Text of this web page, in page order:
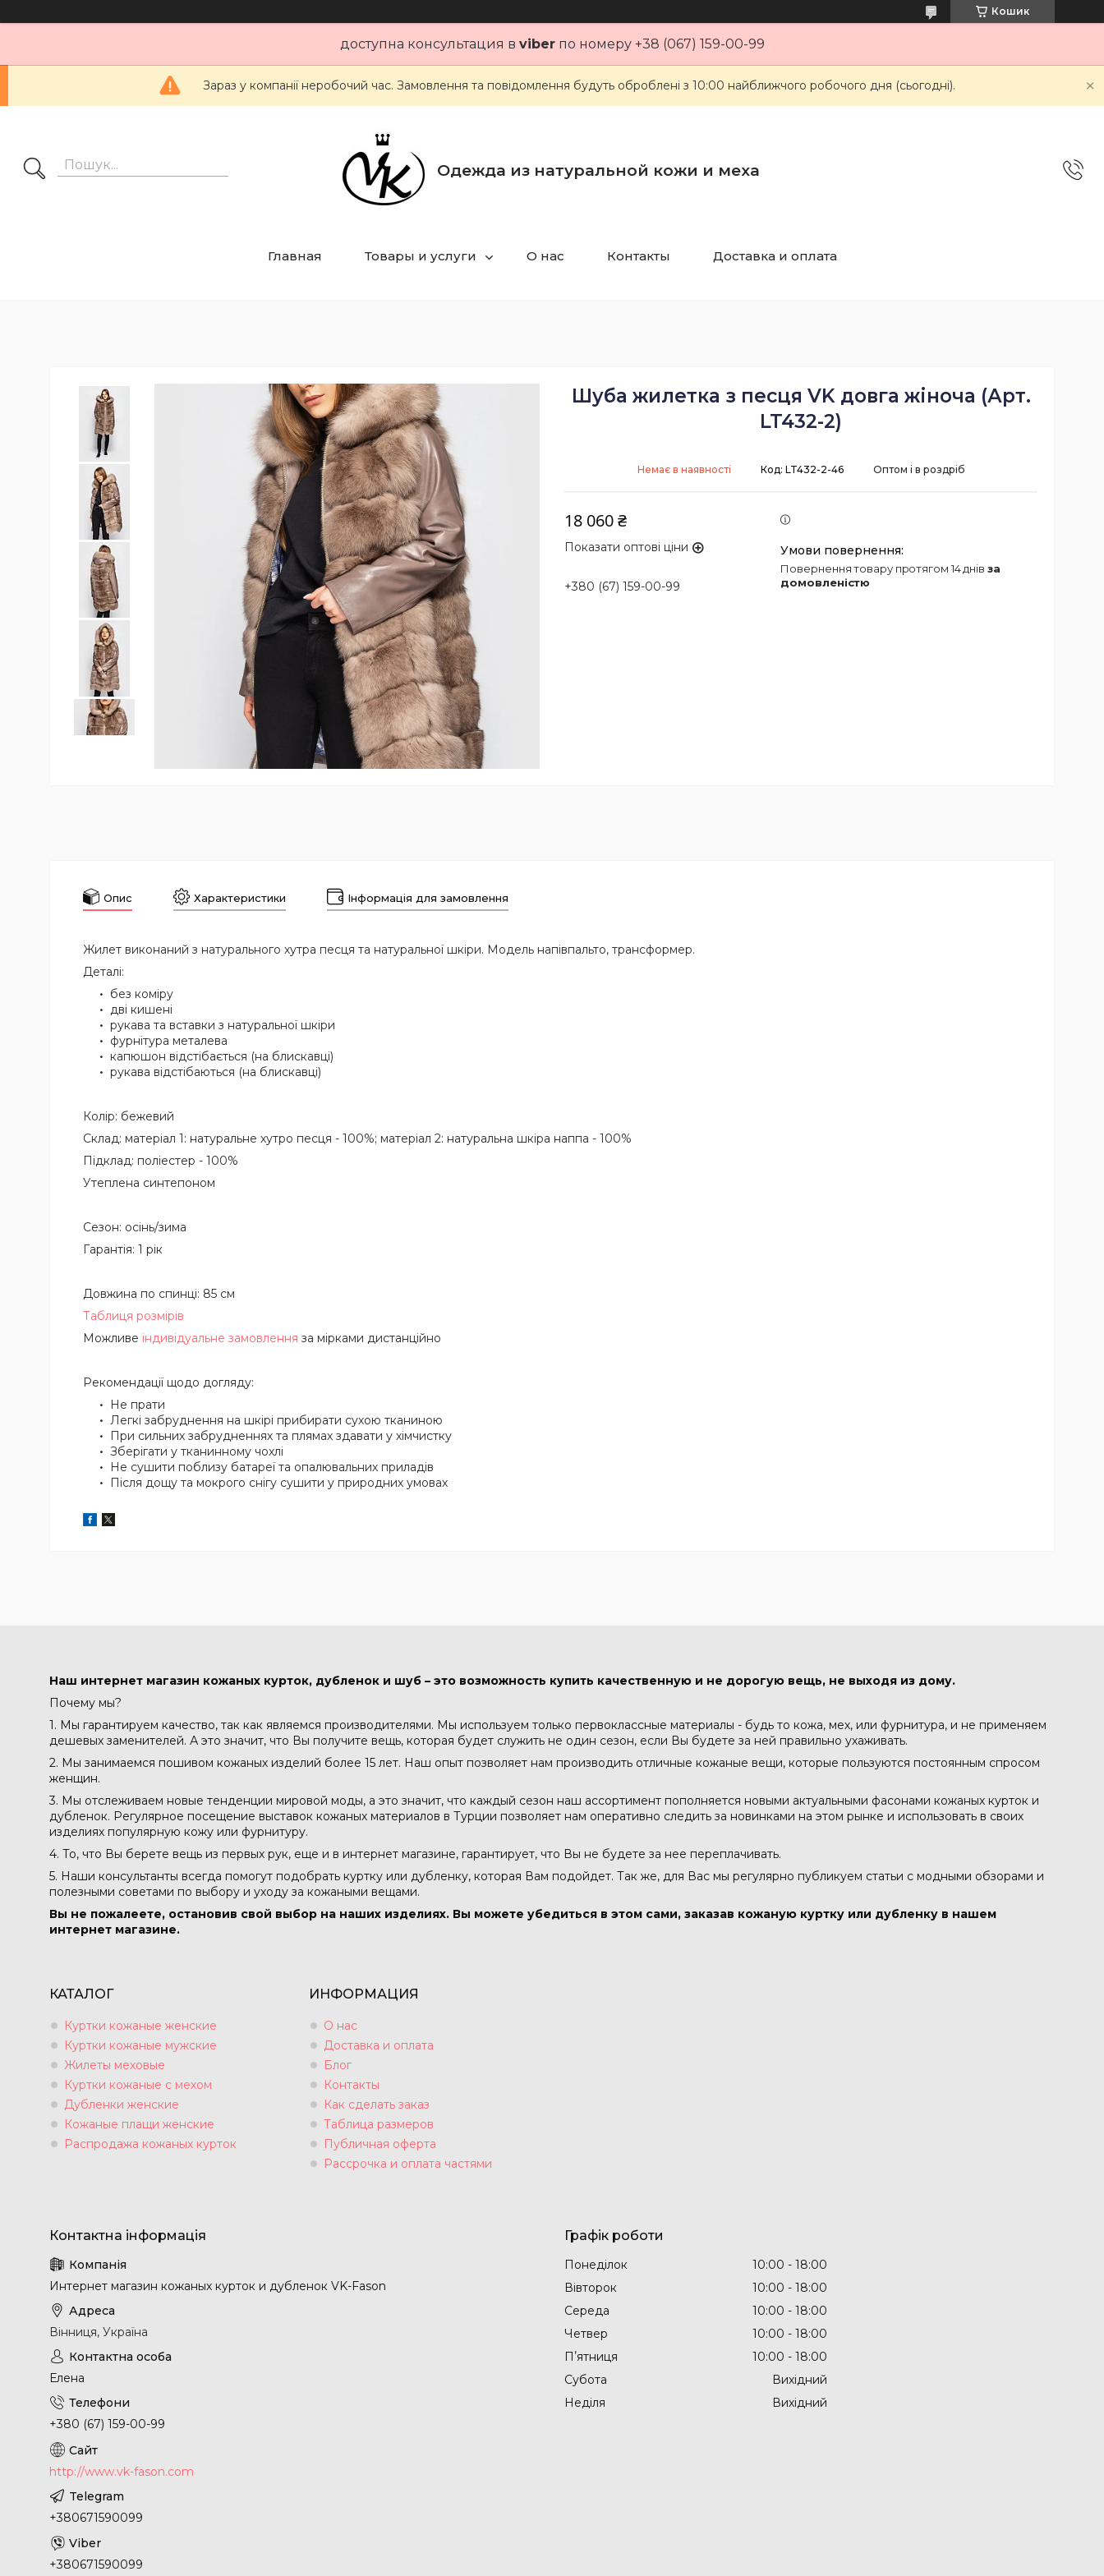
Кошик
доступна консультация в viberпо номеру +38 (067) 159-00-99
Зараз у компанії неробочий час. Замовлення та повідомлення будуть оброблені з 10:00 найближчого робочого дня (сьогодні).
Одежда из натуральной кожи и меха
Главная Товары и услуги О нас Контакты Доставка и оплата
Шуба жилетка з песця VK довга жіноча (Арт.
LT432-2)
Немає в наявності Оптом і в роздріб
Код: LT432-2-46
18 060 ₴
Показати оптові ціни
+380 (67) 159-00-99
повернення товару протягом 14 днів за
домовленістю
Опис Характеристики Інформація для замовлення
Жилет виконаний з натурального хутра песця та натуральної шкіри. Модель напівпальто, трансформер.
Деталі:
без коміру
дві кишені
рукава та вставки з натуральної шкіри
фурнітура металева
капюшон відстібається (на блискавці)
рукава відстібаються (на блискавці)
Колір: бежевий
Склад: матеріал 1: натуральне хутро песця - 100%; матеріал 2: натуральна шкіра наппа - 100%
Підклад: поліестер - 100%
Утеплена синтепоном
Сезон: осінь/зима
Гарантія: 1 рік
Довжина по спинці: 85 см
Таблиця розмірів
Можливе індивідуальне замовлення за мірками дистанційно
Рекомендації щодо догляду:
Не прати
Легкі забруднення на шкірі прибирати сухою тканиною
При сильних забрудненнях та плямах здавати у хімчистку
Зберігати у тканинному чохлі
Не сушити поблизу батареї та опалювальних приладів
Після дощу та мокрого снігу сушити у природних умовах
Наш интернет магазин кожаных курток, дубленок и шуб – это возможность купить качественную и не дорогую вещь, не выходя из дому.
Почему мы?
1. Мы гарантируем качество, так как являемся производителями. Мы используем только первоклассные материалы - будь то кожа, мех, или фурнитура, и не применяем
дешевых заменителей. А это значит, что Вы получите вещь, которая будет служить не один сезон, если Вы будете за ней правильно ухаживать.
2. Мы занимаемся пошивом кожаных изделий более 15 лет. Наш опыт позволяет нам производить отличные кожаные вещи, которые пользуются постоянным спросом
женщин.
3. Мы отслеживаем новые тенденции мировой моды, а это значит, что каждый сезон наш ассортимент пополняется новыми актуальными фасонами кожаных курток и
дубленок. Регулярное посещение выставок кожаных материалов в Турции позволяет нам оперативно следить за новинками на этом рынке и использовать в своих
изделиях популярную кожу или фурнитуру.
4. То, что Вы берете вещь из первых рук, еще и в интернет магазине, гарантирует, что Вы не будете за нее переплачивать.
5. Наши консультанты всегда помогут подобрать куртку или дубленку, которая Вам подойдет. Так же, для Вас мы регулярно публикуем статьи с модными обзорами и
полезными советами по выбору и уходу за кожаными вещами.
Вы не пожалеете, остановив свой выбор на наших изделиях. Вы можете убедиться в этом сами, заказав кожаную куртку или дубленку в нашем
интернет магазине.
КАТАЛОГ
Куртки кожаные женские
Куртки кожаные мужские
Жилеты меховые
Куртки кожаные с мехом
Дубленки женские
Кожаные плащи женские
Распродажа кожаных курток
ИНФОРМАЦИЯ
О нас
Доставка и оплата
Блог
Контакты
Как сделать заказ
Таблица размеров
Публичная оферта
Рассрочка и оплата частями
Интернет магазин кожаных курток и дубленок VK-Fason
Вінниця, Україна
Елена
+380 (67) 159-00-99
http://www.vk-fason.com
+380671590099
+380671590099
Графік роботи
Понеділок 10:00
18:00
Вівторок
10:00
18:00
Середа
10:00
18:00
Четвер
10:00
18:00
Пʼятниця
10:00
18:00
Субота
Вихідний
Неділя
Вихідний